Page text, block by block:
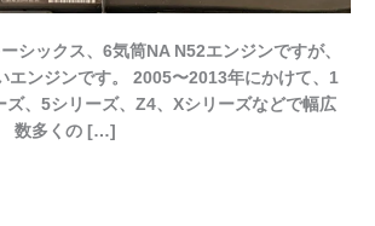
シックス、6気筒NA N52エンジンですが、
エンジンです。 2005〜2013年にかけて、1
ズ、5シリーズ、Z4、Xシリーズなどで幅広
数多くの […]